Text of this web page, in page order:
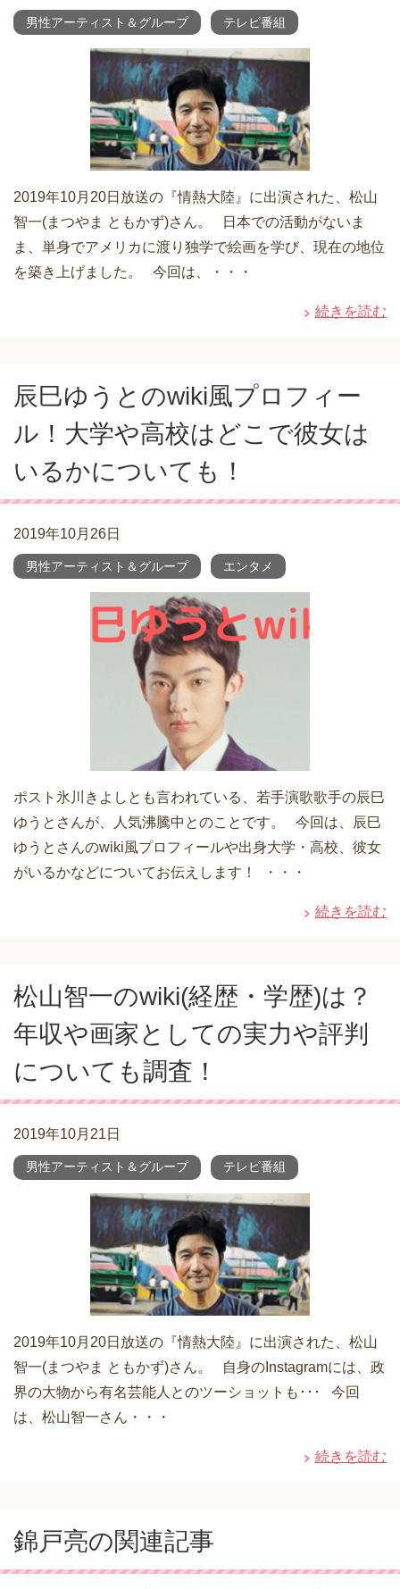
男性アーティスト＆グループ テレビ番組
2019年10月20日放送の『情熱大陸』に出演された、松山
智一(まつやま ともかず)さん。 日本での活動がないま
ま、単身でアメリカに渡り独学で絵画を学び、現在の地位
を築き上げました。 今回は、・・・
続きを読む
辰巳ゆうとのwiki風プロフィー
ル！大学や高校はどこで彼女は
いるかについても！
2019年10月26日
男性アーティスト＆グループ エンタメ
ポスト氷川きよしとも言われている、若手演歌歌手の辰巳
ゆうとさんが、人気沸騰中とのことです。 今回は、辰巳
ゆうとさんのwiki風プロフィールや出身大学・高校、彼女
がいるかなどについてお伝えします！ ・・・
続きを読む
松山智一のwiki(経歴・学歴)は？
年収や画家としての実力や評判
についても調査！
2019年10月21日
男性アーティスト＆グループ テレビ番組
2019年10月20日放送の『情熱大陸』に出演された、松山
智一(まつやま ともかず)さん。 自身のInstagramには、政
界の大物から有名芸能人とのツーショットも･･･ 今回
は、松山智一さん・・・
続きを読む
錦戸亮の関連記事